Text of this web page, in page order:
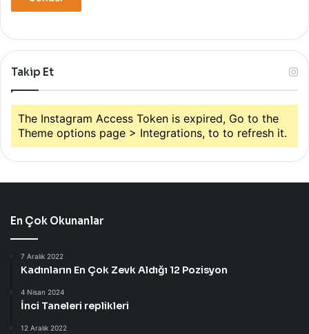
Takip Et
The Instagram Access Token is expired, Go to the
Theme options page > Integrations, to to refresh it.
En Çok Okunanlar
7 Aralık 2022
Kadınların En Çok Zevk Aldığı 12 Pozisyon
4 Nisan 2024
İnci Taneleri replikleri
12 Aralık 2022